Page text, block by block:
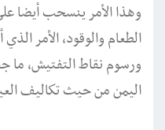
وهذا الأمر ينسحب أيضا
الطعام والوقود، الأمر
ورسوم نقاط التفتيش، ما
اليمن من حيث تكاليف